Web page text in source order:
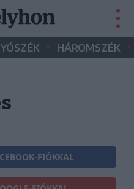
• HÁROMSZÉK •
FIÓKKAL